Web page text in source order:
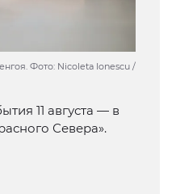
Фото: Nicoleta Ionescu /
11 августа — в
Севера».